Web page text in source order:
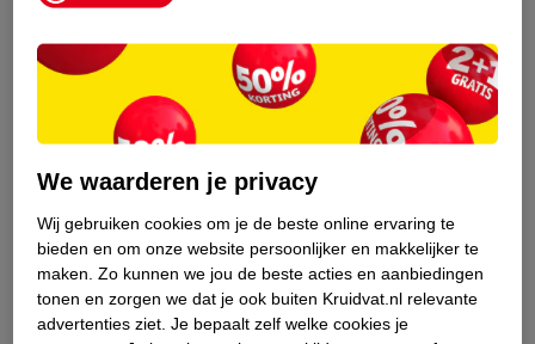
Kruidvat is een erkend specialist in
gezondheidsvraag ook is, stel hem aan
ons!
Stel je gezondheidsvraag
We waarderen je privacy
Wij gebruiken cookies om je de beste online ervaring te
bieden en om onze website persoonlijker en makkelijker te
maken. Zo kunnen we jou de beste acties en aanbiedingen
tonen en zorgen we dat je ook buiten Kruidvat.nl relevante
advertenties ziet. Je bepaalt zelf welke cookies je